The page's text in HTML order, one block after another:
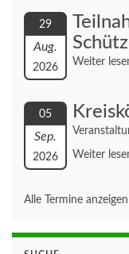
29
Aug.
2026 Weiter
05
Sep.
2026 Weiter
Alle Termine anzeigen